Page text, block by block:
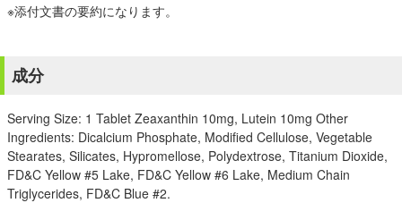
※添付文書の要約になります。
成分
Serving Size: 1 Tablet Zeaxanthin 10mg, Lutein 10mg Other
Ingredients: Dicalcium Phosphate, Modified Cellulose, Vegetable
Stearates, Silicates, Hypromellose, Polydextrose, Titanium Dioxide,
FD&C Yellow #5 Lake, FD&C Yellow #6 Lake, Medium Chain
Triglycerides, FD&C Blue #2.